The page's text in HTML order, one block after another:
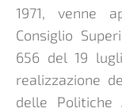
1971, venne
Consiglio
656 del 19
realizzazione
delle Politiche